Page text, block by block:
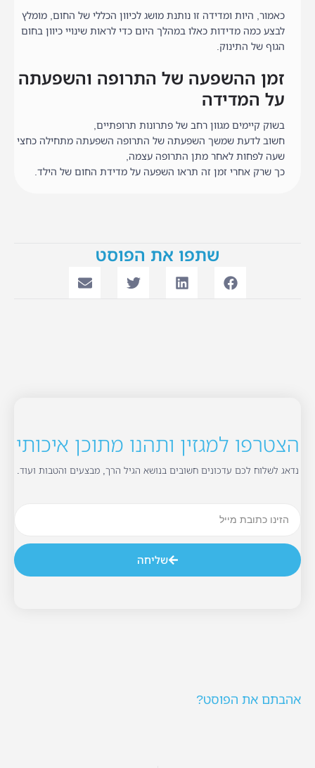
כאמור, היות ומדידה זו נותנת מושג לכיוון הכללי של החום, מומלץ
לבצע כמה מדידות כאלו במהלך היום כדי לראות שינויי כיוון בחום
הגוף של התינוק.
זמן ההשפעה של התרופה והשפעתה
על המדידה
בשוק קיימים מגוון רחב של פתרונות תרופתיים,
חשוב לדעת שמשך השפעתה של התרופה השפעתה מתחילה כחצי
שעה לפחות לאחר מתן התרופה עצמה,
כך שרק אחרי זמן זה תראו השפעה על מדידת החום של הילד.
שתפו את הפוסט
הצטרפו למגזין ותהנו מתוכן איכותי
נדאג לשלוח לכם עדכונים חשובים בנושא הגיל הרך, מבצעים והטבות ועוד.
שליחה
אהבתם את הפוסט?